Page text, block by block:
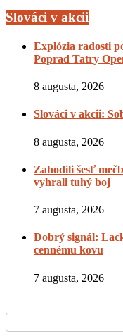
Slováci v akcii
Explózia radosti
Poprad Tatry
8 augusta, 2026
Slováci v akcii:
8 augusta, 2026
Zahodili šesť
vyhrali tuhý boj
7 augusta, 2026
Dobrý signál:
cennému kovu
7 augusta, 2026